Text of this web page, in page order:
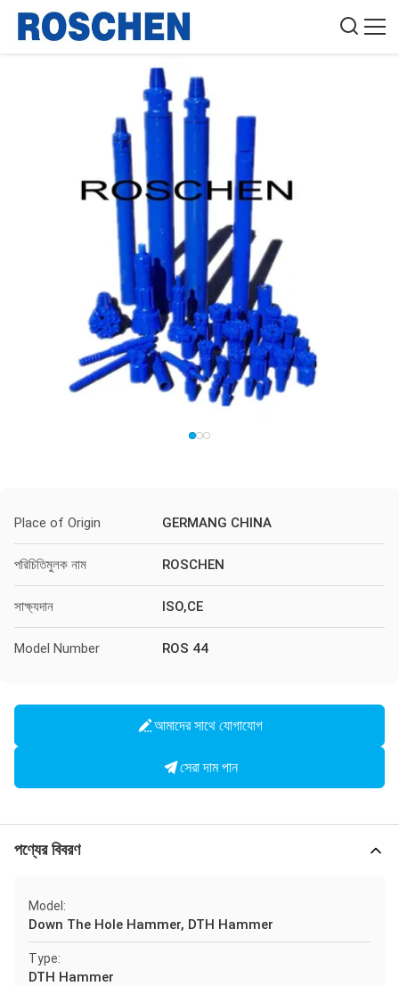
Place of Origin GERMANG CHINA
পরিচিতিমুলক নাম ROSCHEN
সাক্ষ্যদান ISO,CE
Model Number ROS 44
আমাদের সাথে যোগাযোগ
সেরা দাম পান
পণ্যের বিবরণ
Model:
Down The Hole Hammer, DTH Hammer
Type:
DTH Hammer